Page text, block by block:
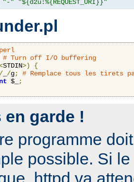
"-" "${d2u:%{REQUEST_URI}}"
# Turn off I/O buffering
STDIN>)
{
/g;
# Remplace tous les tirets
$_
;
en garde !
programme
possible. Si
httpd va